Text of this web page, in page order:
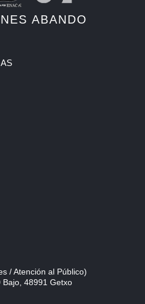
ABANDO
/ Atención al Público)
Bajo, 48991 Getxo